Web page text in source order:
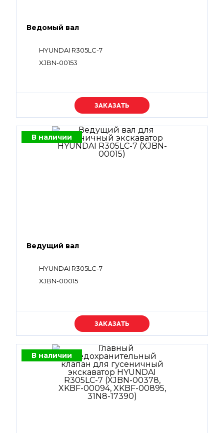
Ведомый вал
HYUNDAI R305LC-7
XJBN-00153
Уточняйте цену
В наличии
Ведущий вал
HYUNDAI R305LC-7
XJBN-00015
Уточняйте цену
В наличии